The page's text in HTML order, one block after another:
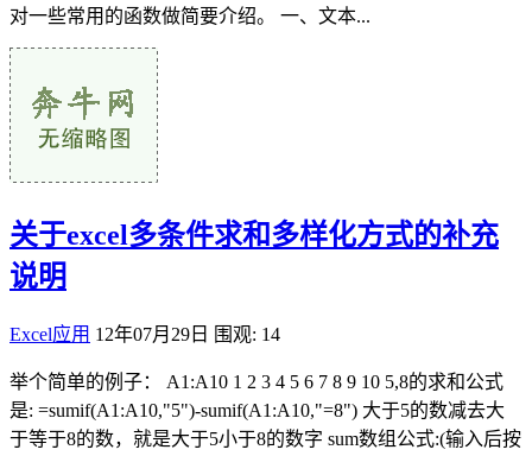
对一些常用的函数做简要介绍。 一、文本...
关于excel多条件求和多样化方式的补充
说明
Excel应用 12年07月29日 围观: 14
举个简单的例子： A1:A10 1 2 3 4 5 6 7 8 9 10 5,8的求和公式
是: =sumif(A1:A10,"5")-sumif(A1:A10,"=8") 大于5的数减去大
于等于8的数，就是大于5小于8的数字 sum数组公式:(输入后按